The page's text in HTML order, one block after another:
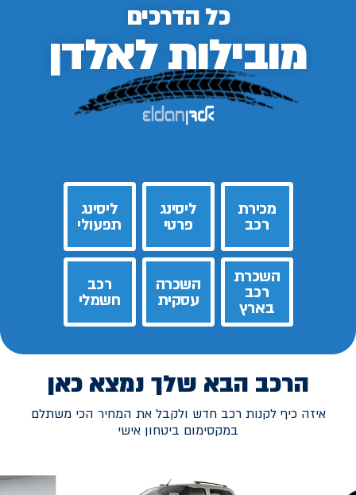
כל הדרכים
מובילות לאלדן
מכירת
רכב
ליסינג
פרטי
ליסינג
תפעולי
השכרת
רכב
בארץ
השכרה
עסקית
רכב
חשמלי
הרכב הבא שלך נמצא כאן
איזה כיף לקנות רכב חדש ולקבל את המחיר הכי משתלם
במקסימום ביטחון אישי